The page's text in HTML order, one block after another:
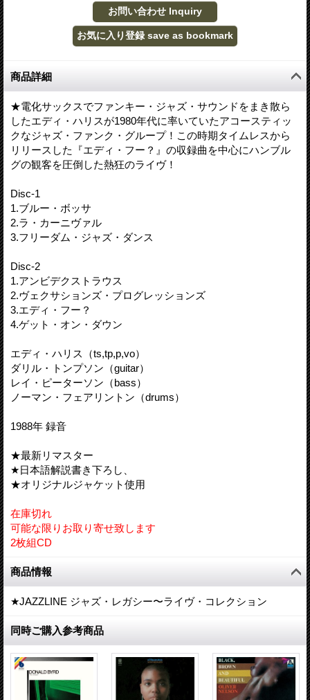
商品詳細
★電化サックスでファンキー・ジャズ・サウンドをまき散ら
したエディ・ハリスが1980年代に率いていたアコースティッ
クなジャズ・ファンク・グループ！この時期タイムレスから
リリースした『エディ・フー？』の収録曲を中心にハンブル
グの観客を圧倒した熱狂のライヴ！
Disc-1
1.ブルー・ボッサ
2.ラ・カーニヴァル
3.フリーダム・ジャズ・ダンス
Disc-2
1.アンビデクストラウス
2.ヴェクサションズ・プログレッションズ
3.エディ・フー？
4.ゲット・オン・ダウン
エディ・ハリス（ts,tp,p,vo）
ダリル・トンプソン（guitar）
レイ・ピーターソン（bass）
ノーマン・フェアリントン（drums）
1988年 録音
★最新リマスター
★日本語解説書き下ろし、
★オリジナルジャケット使用
在庫切れ
可能な限りお取り寄せ致します
2枚組CD
商品情報
★JAZZLINE ジャズ・レガシー〜ライヴ・コレクション
同時ご購入参考商品